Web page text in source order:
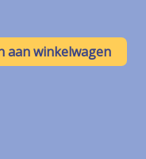
aan winkelwagen